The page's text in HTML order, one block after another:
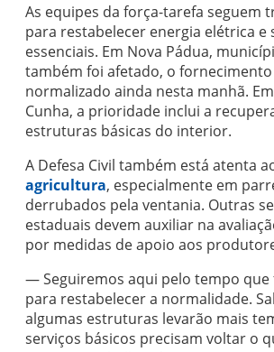
As equipes da força-tarefa seguem
para restabelecer energia elétrica e
essenciais. Em Nova Pádua,
também foi afetado, o
normalizado ainda nesta manhã.
Cunha, a prioridade inclui a
estruturas básicas do interior.
A Defesa Civil também está atenta
agricultura, especialmente em
derrubados pela ventania. Outras
estaduais devem auxiliar na
por medidas de apoio aos
— Seguiremos aqui pelo tempo que
para restabelecer a normalidade.
algumas estruturas levarão mais
serviços básicos precisam voltar o